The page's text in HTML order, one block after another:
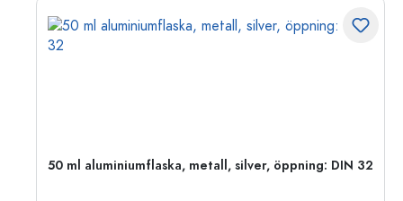
50 ml aluminiumflaska, metall, silver, öppning: DIN 32